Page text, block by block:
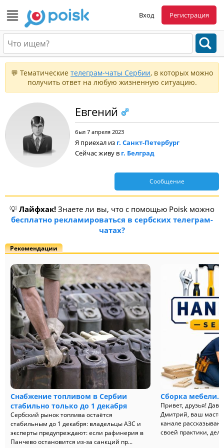
Вход Регистрация
💬 Тематические телеграм-чаты Сербии, в которых можно
получить ответ на любую жизненную ситуацию.
Евгений
был 7 апреля 2023
Я приехал из г. Санкт-Петербург
Сейчас живу в г. Белград
Сообщение
💡 Лайфхак! Знаете ли вы, что с помощью Poisk можно
бесплатно рекламироваться в сербских телеграм-
чатах?
Рекомендации
Снабжение топливом в Сербии
стабильно только до 1 декабря
Сербский рынок топлива остаётся
стабильным до 1 декабря: владельцы АЗС и
эксперты предупреждают: если рафинерия в
Панчево остановится из-за санкций пр...
Сборка мебели.
Привет, друзья!
Дмитрий, ваш
канале
своей практики,